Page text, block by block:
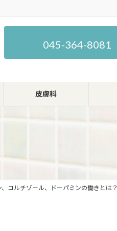
045-364-8081
皮膚科
コルチゾール、ドーパミンの働きとは？